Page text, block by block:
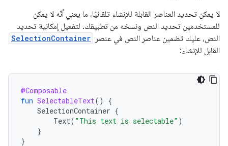
لا يمكن تحديد العناصر القابلة للإنشاء تلقائيًا، ما يعني أنّه لا يمكن
للمستخدمين تحديد النص ونسخه من تطبيقك. لتفعيل إمكانية تحديد
النص، عليك تضمين عناصر النص في عنصر
SelectionContainer
القابل للإنشاء:
@Composable
fun SelectableText()
{
SelectionContainer {
Text( "This text is selectable" )
}
}